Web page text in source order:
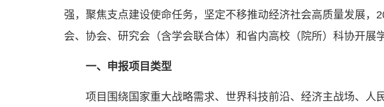
强，聚焦支点建设使命任务，坚定不移推动经济社会高质量发展
会、协会、研究会（含学会联合体）和省内高校（院所）科协开展
一、申报项目类型
项目围绕国家重大战略需求、世界科技前沿、经济主战场、